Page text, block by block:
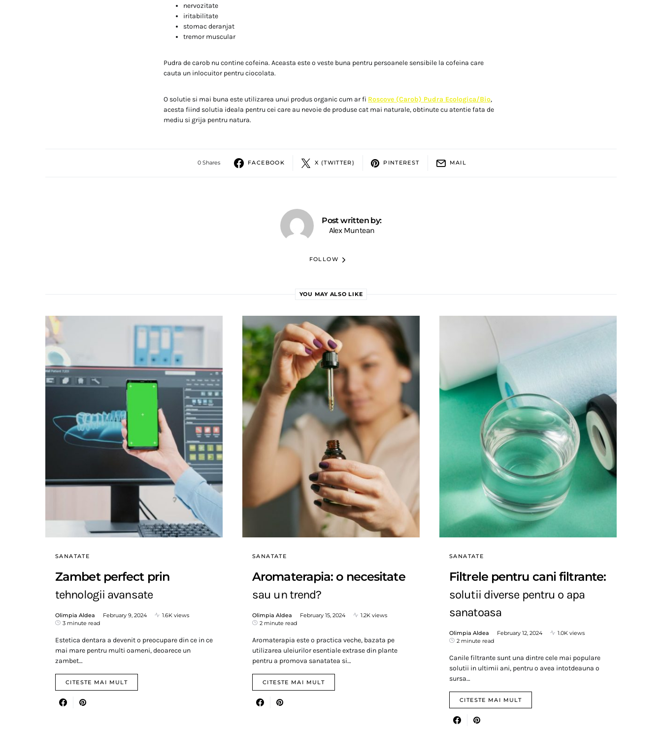
nervozitate
iritabilitate
stomac deranjat
tremor muscular
Pudra de carob nu contine cofeina. Aceasta este o veste buna pentru persoanele sensibile la cofeina care
cauta un inlocuitor pentru ciocolata.
O solutie si mai buna este utilizarea unui produs organic cum ar fi Roscove (Carob) Pudra Ecologica/Bio,
acesta fiind solutia ideala pentru cei care au nevoie de produse cat mai naturale, obtinute cu atentie fata de
mediu si grija pentru natura.
0 Shares FACEBOOK X (TWITTER) PINTEREST MAIL
Post written by:
Alex Muntean
FOLLOW
YOU MAY ALSO LIKE
SANATATE
Zambet perfect prin
tehnologii avansate
Olimpia Aldea February 9, 2024
1.6K views
3 minute read
Estetica dentara a devenit o preocupare din ce in ce
mai mare pentru multi oameni, deoarece un
zambet…
CITESTE MAI MULT
SANATATE
Aromaterapia: o necesitate
sau un trend?
Olimpia Aldea February 15, 2024
1.2K views
2 minute read
Aromaterapia este o practica veche, bazata pe
utilizarea uleiurilor esentiale extrase din plante
pentru a promova sanatatea si…
CITESTE MAI MULT
SANATATE
Filtrele pentru cani filtrante:
solutii diverse pentru o apa
sanatoasa
Olimpia Aldea February 12, 2024
1.0K views
2 minute read
Canile filtrante sunt una dintre cele mai populare
solutii in ultimii ani, pentru o avea intotdeauna o
sursa…
CITESTE MAI MULT